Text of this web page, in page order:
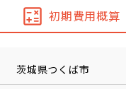
初期費用概算
茨城県つくば市